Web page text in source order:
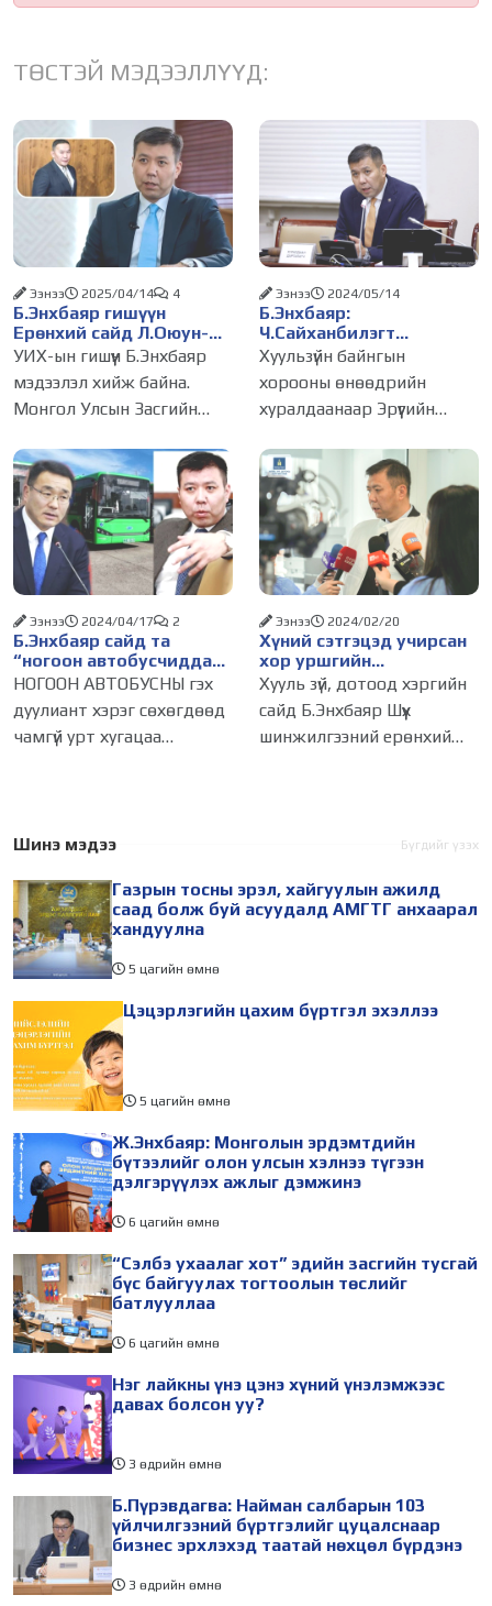
ТӨСТЭЙ МЭДЭЭЛЛҮҮД:
Б.Энхбаяр гишүүн
Ерөнхий сайд Л.Оюун-
Эрдэнэд бус, АН-д
хандаж Женког ярих
ёстой
Ээнээ 2025/04/14 4
УИХ-ын гишүүн Б.Энхбаяр
мэдээлэл хийж байна.
Монгол Улсын Засгийн
газар" болжээ гэв. ЗГ-аас
Бүтээмжийн менежер,
Хяналтын менежер гэх 42
албан тушаалтныг
Б.Энхбаяр:
Ч.Сайханбилэгт
Монголоос мөнгө
явуулдаг холбоо,
сүлбээтнүүд нь хэвээр
байгаа
Ээнээ 2024/05/14
Хуульзүйн байнгын
хорооны өнөөдрийн
хуралдаанаар Эрүүгийн
үзүүлэх тухай Европын
конвенцыг соёрхон батлах
тухай хуулийн төслийг
хэлэлцлээ. Энэ үеэр УИХ-ын
гишүүн
Б.Энхбаяр сайд та
“ногоон автобусчиддаа“
хариуцлага тооцуул, эс
Ээнээ 2024/04/17 2
НОГООН АВТОБУСНЫ гэх
дуулиант хэрэг сөхөгдөөд
чамгүй урт хугацаа
тодруулахгүй" байна уу даа
Хүний сэтгэцэд учирсан
хор уршгийн
зэрэглэлийг тогтоодог
боллоо
Ээнээ 2024/02/20
Хууль зүй, дотоод хэргийн
сайд Б.Энхбаяр Шүүх
шинжилгээний ерөнхий
лабораториудын үйл
албан хаагчидтай уулзлаа.
Шүүх
Шинэ мэдээ Бүгдийг үзэх
Газрын тосны эрэл, хайгуулын ажилд
саад болж буй асуудалд АМГТГ анхаарал
хандуулна
5 цагийн өмнө
Цэцэрлэгийн цахим бүртгэл эхэллээ
5 цагийн өмнө
Ж.Энхбаяр: Монголын эрдэмтдийн
бүтээлийг олон улсын хэлнээ түгээн
дэлгэрүүлэх ажлыг дэмжинэ
6 цагийн өмнө
“Сэлбэ ухаалаг хот” эдийн засгийн тусгай
бүс байгуулах тогтоолын төслийг
батлууллаа
6 цагийн өмнө
Нэг лайкны үнэ цэнэ хүний үнэлэмжээс
давах болсон уу?
3 өдрийн өмнө
Б.Пүрэвдагва: Найман салбарын 103
үйлчилгээний бүртгэлийг цуцалснаар
бизнес эрхлэхэд таатай нөхцөл бүрдэнэ
3 өдрийн өмнө